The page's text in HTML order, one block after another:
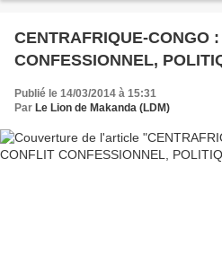
CENTRAFRIQUE-CONGO
CONFESSIONNEL,
Publié le 14/03/2014 à 15:31
Par Le Lion de Makanda (LDM)